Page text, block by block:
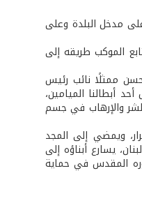
على مدخل البلدة وعلى
الموكب طريقه إلى
حسن ممثلًا نائب رئيس
أبطالنا الميامين،
والإرهاب في جسم
ويمضي إلى المجد
يسارع أبناؤه إلى
المقدس في حماية